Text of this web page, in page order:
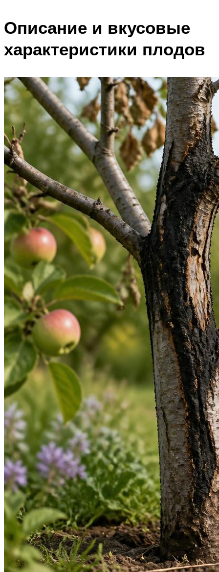
Описание и вкусовые
характеристики плодов